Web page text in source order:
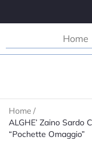
Home
Home /
ALGHE’ Zaino Sardo
“Pochette Omaggio”